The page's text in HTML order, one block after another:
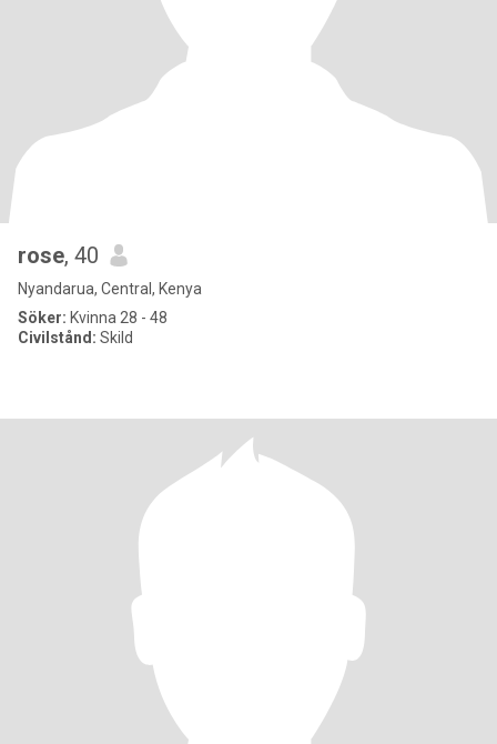
rose, 40
Nyandarua, Central, Kenya
Söker: Kvinna 28 - 48
Civilstånd: Skild